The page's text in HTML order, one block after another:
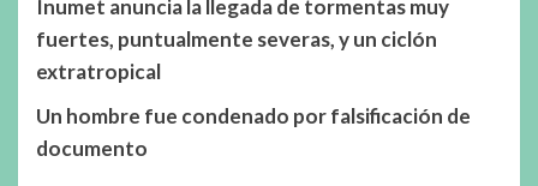
Inumet anuncia la llegada de tormentas muy
fuertes, puntualmente severas, y un ciclón
extratropical
Un hombre fue condenado por falsificación de
documento